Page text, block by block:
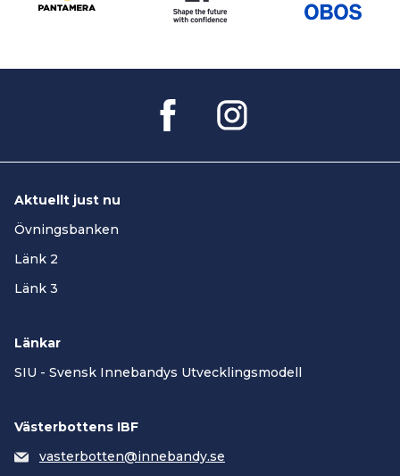
Aktuellt just nu
Övningsbanken
Länk 2
Länk 3
Länkar
SIU - Svensk Innebandys Utvecklingsmodell
Västerbottens IBF
vasterbotten@innebandy.se